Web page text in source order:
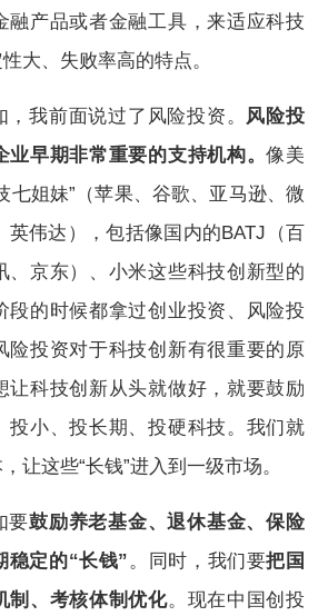
融产品或者金融工具，来适应科技
大、失败率高的特点。
我前面说过了风险投资。 风险投
业早期非常重要的支持机构。像美
七姐妹”（苹果、谷歌、亚马逊、微
英伟达），包括像国内的BATJ（百
、京东）、小米这些科技创新型的
段的时候都拿过创业投资、风险投
险投资对于科技创新有很重要的原
让科技创新从头就做好，就要鼓励
投小、投长期、投硬科技。我们就
让这些“长钱”进入到一级市场。
要鼓励养老基金、退休基金、保险
稳定的“长钱”。同时，我们要把国
制、考核体制优化。现在中国创投